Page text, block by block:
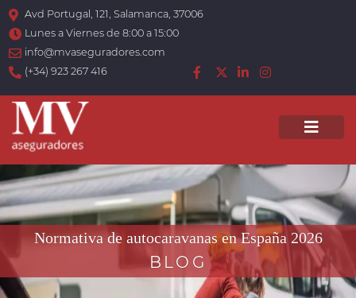
Avd Portugal, 121, Salamanca, 37006
Lunes a Viernes de 8:00 a 15:00
info@mvaseguradores.com
(+34) 923 267 416
Normativa de autocaravanas en España 2026
BLOG